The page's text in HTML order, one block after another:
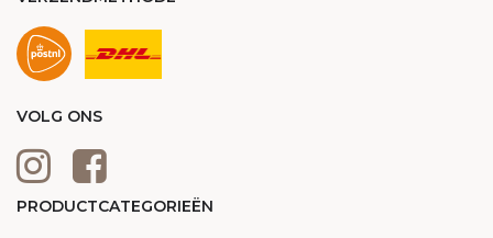
VOLG ONS
PRODUCTCATEGORIEËN